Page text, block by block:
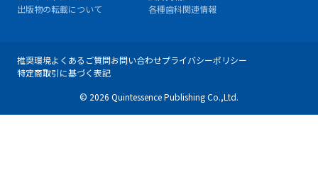
出版物の転載について
各種歯科関連情報
推奨環境よくあるご質問お問い合わせプライバシーポリシー
特定商取引に基づく表記
© 2026 Quintessence Publishing Co.,Ltd.